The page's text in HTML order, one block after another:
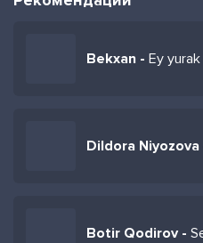
Bekxan - Ey yurak
Dildora Niyozova
Botir Qodirov -